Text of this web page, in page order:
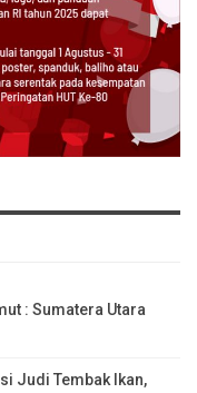
: Sumatera Utara
Judi Tembak Ikan,